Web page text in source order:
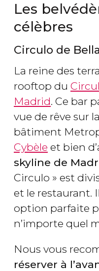
Les
célèbres
Circulo de
La reine des
rooftop du
Madrid. Ce bar
vue de rêve sur la
bâtiment
Cybèle et bien
skyline de
Circulo » est
et le restaurant.
option parfaite
n’importe quel
Nous vous
réserver à